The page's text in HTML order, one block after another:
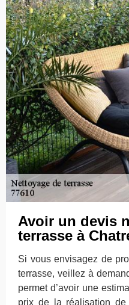
Avoir un devis
terrasse à
Si vous envisagez de
terrasse, veillez à
permet d’avoir une
prix de la réalisation